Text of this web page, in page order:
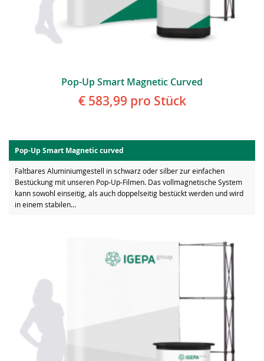
Pop-Up Smart Magnetic Curved
€ 583,99 pro Stück
Pop-Up Smart Magnetic curved
Faltbares Aluminiumgestell in schwarz oder silber zur einfachen
Bestückung mit unseren Pop-Up-Filmen. Das vollmagnetische System
kann sowohl einseitig, als auch doppelseitig bestückt werden und wird
in einem stabilen...